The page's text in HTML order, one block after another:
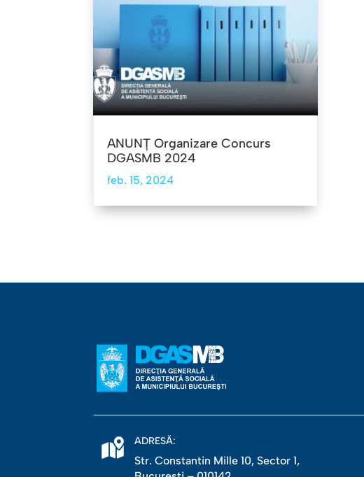
ANUNŢ Organizare Concurs
DGASMB 2024
feb. 15, 2024
ADRESĂ:
Str. Constantin Mille 10, Sector 1,